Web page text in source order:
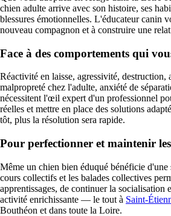
chien adulte arrive avec son histoire, ses
blessures émotionnelles. L'éducateur canin
nouveau compagnon et à construire une
Face à des comportements qui
Réactivité en laisse, agressivité, destruction,
malpropreté chez l'adulte, anxiété de
nécessitent l'œil expert d'un professionnel
réelles et mettre en place des solutions
tôt, plus la résolution sera rapide.
Pour perfectionner et maintenir
Même un chien bien éduqué bénéficie
cours collectifs et les balades collectives
apprentissages, de continuer la
activité enrichissante — le tout à Saint-
Bouthéon et dans toute la Loire.